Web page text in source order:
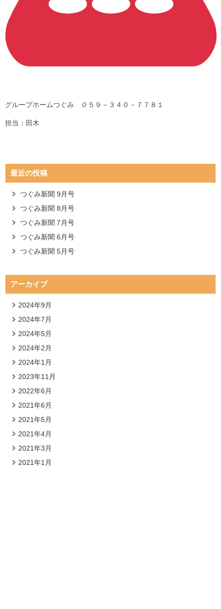
グループホームつぐみ ０５９－３４０－７７８１
担当：田木
最近の投稿
つぐみ新聞 9月号
つぐみ新聞 8月号
つぐみ新聞 7月号
つぐみ新聞 6月号
つぐみ新聞 5月号
アーカイブ
2024年9月
2024年7月
2024年5月
2024年2月
2024年1月
2023年11月
2022年6月
2021年6月
2021年5月
2021年4月
2021年3月
2021年1月